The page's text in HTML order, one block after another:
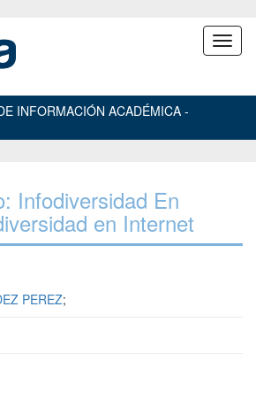
INFORMACIÓN ACADÉMICA -
Infodiversidad En
en Internet
PEREZ;